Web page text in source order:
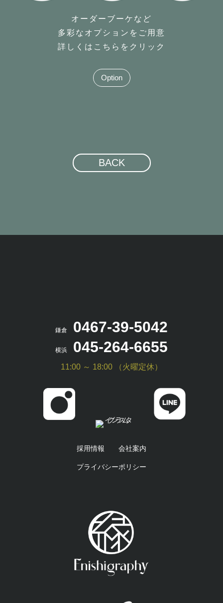
オーダーブーケなど
多彩なオプションをご用意
詳しくはこちらをクリック
Option
BACK
鎌倉 0467-39-5042
横浜 045-264-6655
11:00 ～ 18:00 （火曜定休）
採用情報 会社案内
プライバシーポリシー